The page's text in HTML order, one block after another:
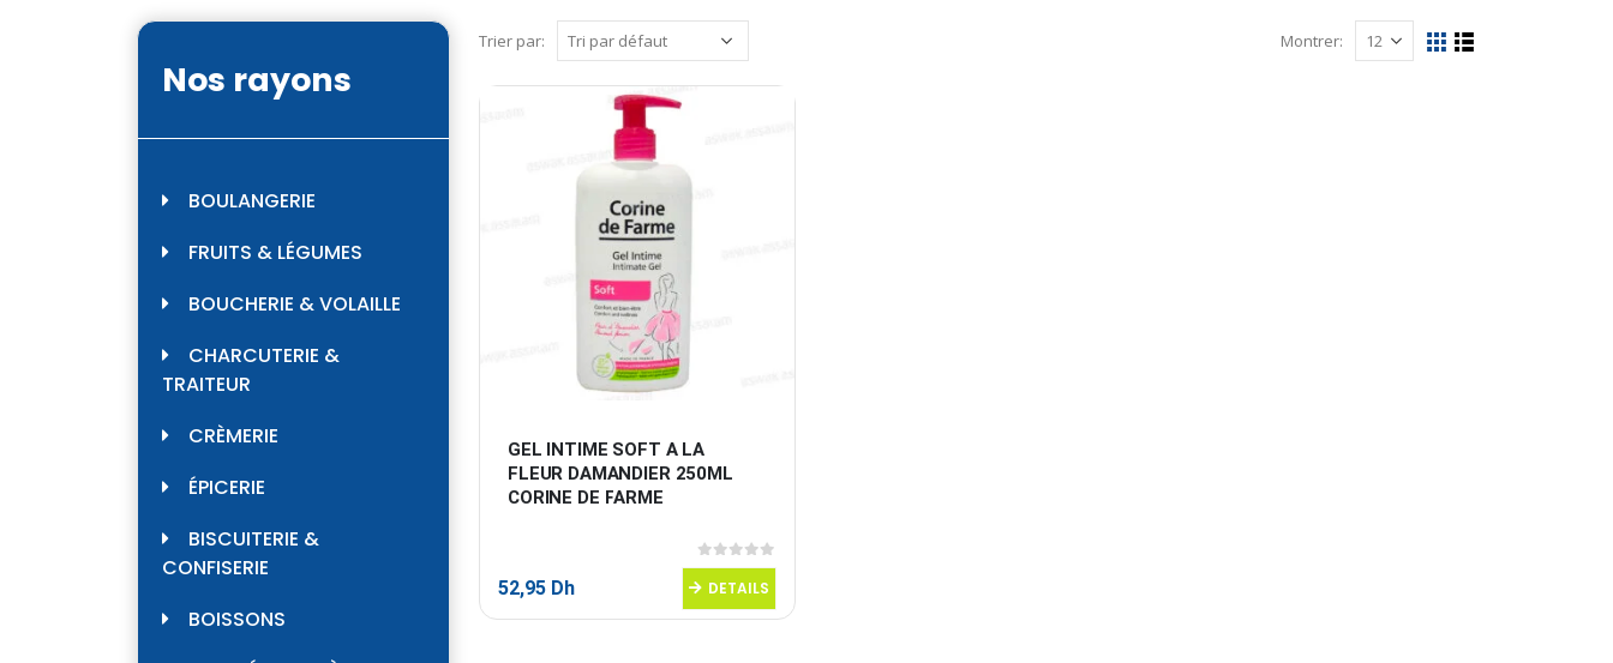
Trier par: Montrer:
GEL INTIME SOFT A LA
FLEUR DAMANDIER 250ML
CORINE DE FARME
0sur 5
52,95 Dh DETAILS
Nos rayons
BOULANGERIE
FRUITS & LÉGUMES
BOUCHERIE & VOLAILLE
CHARCUTERIE &
TRAITEUR
CRÈMERIE
ÉPICERIE
BISCUITERIE &
CONFISERIE
BOISSONS